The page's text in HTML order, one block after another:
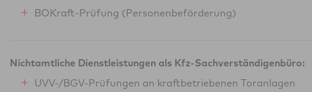
BOKraft-Prüfung (Personenbeförderung)
Nichtamtliche Dienstleistungen als Kfz-Sachverständigenbüro:
UVV-/BGV-Prüfungen an kraftbetriebenen Toranlagen